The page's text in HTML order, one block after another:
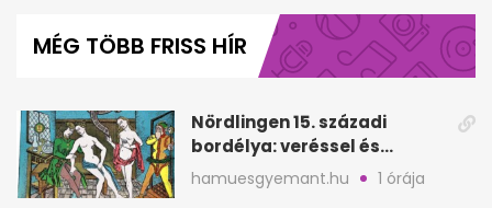
minute,
MÉG TÖBB FRISS HÍR
Nördlingen 15. századi
bordélya: veréssel és
éheztetéssel tartották
fogva a nőket
hamuesgyemant.hu 1 órája